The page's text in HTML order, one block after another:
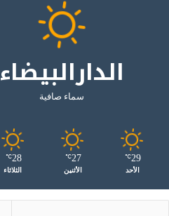
الدارالبيضاء
سماء صافية
29
℃
الأحد
27
℃
الأثنين
28
℃
الثلاثاء